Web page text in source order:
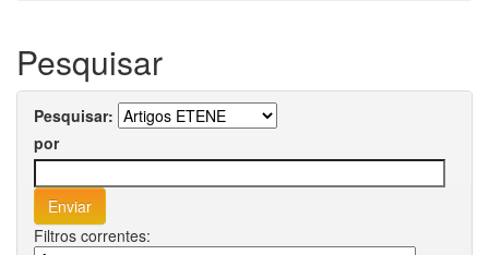
Pesquisar
Pesquisar:
por
Filtros correntes: